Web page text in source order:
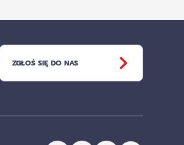
ZGŁOŚ SIĘ DO NAS